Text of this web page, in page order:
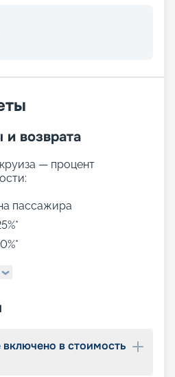
возврата
— процент
пассажира
в стоимость